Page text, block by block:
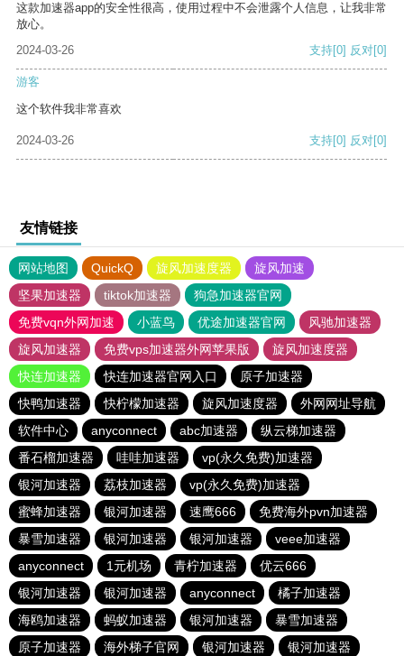
这款加速器app的安全性很高，使用过程中不会泄露个人信息，让我非常
放心。
2024-03-26
支持[0] 反对[0]
游客
这个软件我非常喜欢
2024-03-26 支持[0] 反对[0]
友情链接
网站地图 QuickQ 旋风加速度器
旋风加速
坚果加速器
tiktok加速器
狗急加速器官网
免费vqn外网加速
小蓝鸟 优途加速器官网
风驰加速器
旋风加速器
免费vps加速器外网苹果版
旋风加速度器
快连加速器
快连加速器官网入口
原子加速器
快鸭加速器
快柠檬加速器 旋风加速度器
外网网址导航
软件中心
anyconnect abc加速器
纵云梯加速器
番石榴加速器
哇哇加速器
vp(永久免费)加速器
银河加速器
荔枝加速器
vp(永久免费)加速器
蜜蜂加速器
银河加速器 速鹰666
免费海外pvn加速器
暴雪加速器
银河加速器 银河加速器
veee加速器
anyconnect
1元机场 青柠加速器
优云666
银河加速器
银河加速器 anyconnect
橘子加速器
海鸥加速器
蚂蚁加速器 银河加速器
暴雪加速器
原子加速器
海外梯子官网 银河加速器 银河加速器